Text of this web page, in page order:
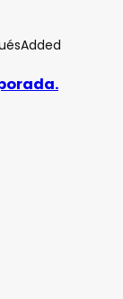
Added